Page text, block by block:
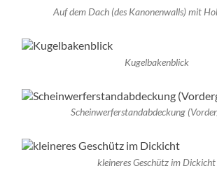
Auf dem Dach (des Kanonenwalls) mit
Kugelbakenblick
Scheinwerferstandabdeckung
kleineres Geschütz im Dickicht